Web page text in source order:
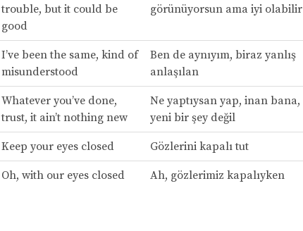
trouble, but it could be
good
görünüyorsun ama iyi olabilir
I’ve been the same, kind of
misunderstood
Ben de aynıyım, biraz yanlış
anlaşılan
Whatever you’ve done,
trust, it ain’t nothing new
Ne yaptıysan yap, inan bana,
yeni bir şey değil
Keep your eyes closed Gözlerini kapalı tut
Oh, with our eyes closed Ah, gözlerimiz kapalıyken